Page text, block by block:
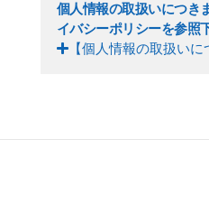
個人情報の取扱いにつき
イバシーポリシーを参照
【個人情報の取扱いに